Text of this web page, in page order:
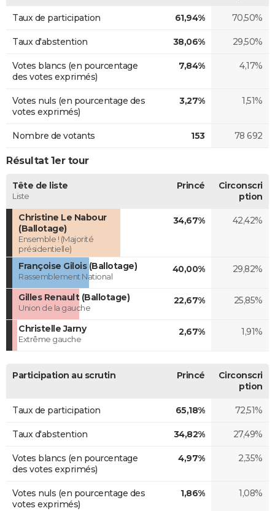
Taux de participation 61,94% 70,50%
Taux d'abstention 38,06% 29,50%
Votes blancs (en pourcentage
des votes exprimés)
7,84% 4,17%
Votes nuls (en pourcentage des
votes exprimés)
3,27% 1,51%
Nombre de votants 153 78 692
Résultat 1er tour
Tête de liste
Liste
Princé
Circonscri
ption
Christine Le Nabour
(Ballotage)
Ensemble ! (Majorité
présidentielle)
34,67% 42,42%
Françoise Gilois (Ballotage)
Rassemblement National
40,00% 29,82%
Gilles Renault (Ballotage)
Union de la gauche
22,67% 25,85%
Christelle Jarny
Extrême gauche
2,67% 1,91%
Participation au scrutin Princé
Circonscri
ption
Taux de participation 65,18% 72,51%
Taux d'abstention 34,82% 27,49%
Votes blancs (en pourcentage
des votes exprimés)
4,97% 2,35%
Votes nuls (en pourcentage des
votes exprimés)
1,86% 1,08%